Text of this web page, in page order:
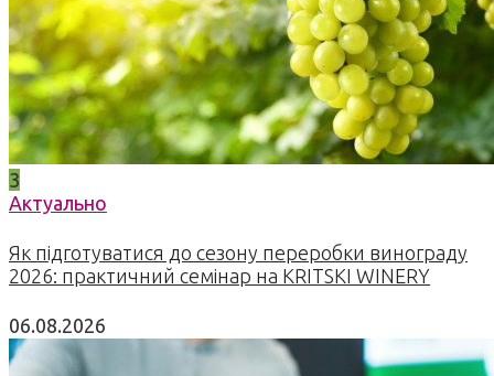
3
Актуально
Як підготуватися до сезону переробки винограду
2026: практичний семінар на KRITSKI WINERY
06.08.2026